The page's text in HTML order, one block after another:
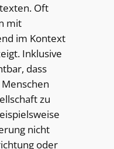
Oft
mit
im Kontext
Inklusive
dass
zu
nicht
oder